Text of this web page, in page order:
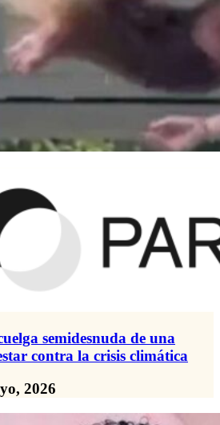
semidesnuda de una
contra la crisis climática
2026